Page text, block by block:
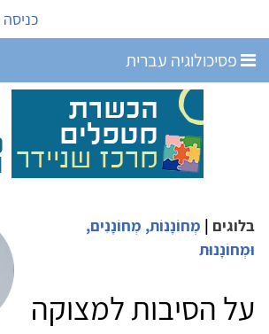
כניסה
פסיכולוגיה עברית
בלוגים | מְחוֹנָנוֹת, מְחוֹנָנִים,
וּמְחוֹנָנוּת
על הסיבות למצוקה